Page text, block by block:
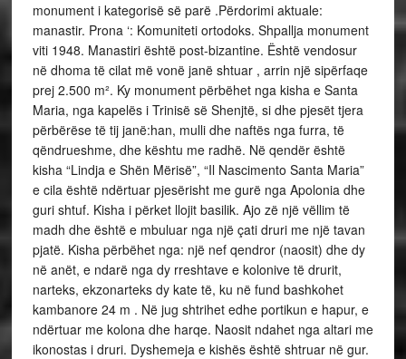
monument i kategorisë së parë .Përdorimi aktuale:
manastir. Prona ‘: Komuniteti ortodoks. Shpallja monument
viti 1948. Manastiri është post-bizantine. Është vendosur
në dhoma të cilat më vonë janë shtuar , arrin një sipërfaqe
prej 2.500 m². Ky monument përbëhet nga kisha e Santa
Maria, nga kapelës i Trinisë së Shenjtë, si dhe pjesët tjera
përbërëse të tij janë:han, mulli dhe naftës nga furra, të
qëndrueshme, dhe kështu me radhë. Në qendër është
kisha “Lindja e Shën Mërisë”, “Il Nascimento Santa Maria”
e cila është ndërtuar pjesërisht me gurë nga Apolonia dhe
guri shtuf. Kisha i përket llojit basilik. Ajo zë një vëllim të
madh dhe është e mbuluar nga një çati druri me një tavan
pjatë. Kisha përbëhet nga: një nef qendror (naosit) dhe dy
në anët, e ndarë nga dy rreshtave e kolonive të drurit,
narteks, ekzonarteks dy kate të, ku në fund bashkohet
kambanore 24 m . Në jug shtrihet edhe portikun e hapur, e
ndërtuar me kolona dhe harqe. Naosit ndahet nga altari me
ikonostas i druri. Dyshemeja e kishës është shtruar në gur.